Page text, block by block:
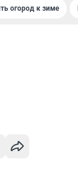
огород к зиме